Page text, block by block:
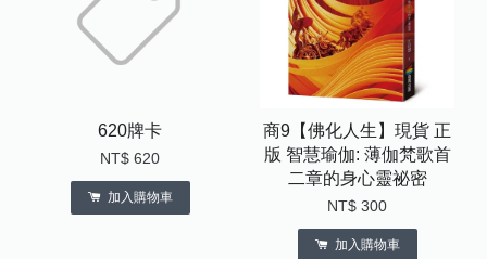
620牌卡
NT$ 620
加入購物車
商9【佛化人生】現貨 正
版 智慧瑜伽: 薄伽梵歌首
二章的身心靈祕密
NT$ 300
加入購物車